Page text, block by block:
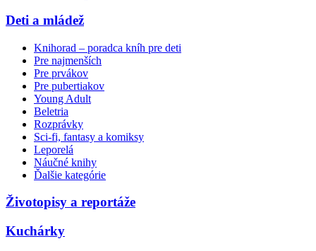
Deti a mládež
Knihorad – poradca kníh pre deti
Pre najmenších
Pre prvákov
Pre pubertiakov
Young Adult
Beletria
Rozprávky
Sci-fi, fantasy a komiksy
Leporelá
Náučné knihy
Ďalšie kategórie
Životopisy a reportáže
Kuchárky